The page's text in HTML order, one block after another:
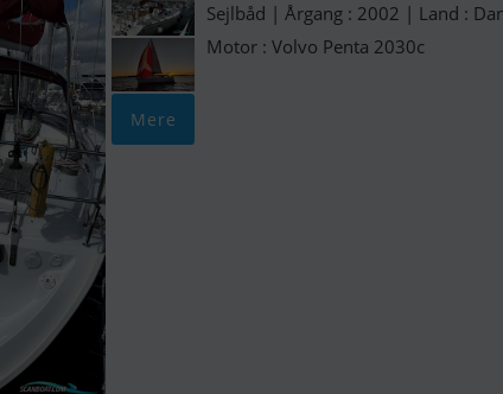
Mere
Sejlbåd | Årgang : 2002 | Land :
Motor : Volvo Penta 2030c